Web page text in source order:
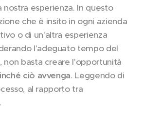
esperienza. In questo
che è insito in ogni azienda
o di un'altra esperienza
l'adeguato tempo del
basta creare l'opportunità
ciò avvenga. Leggendo di
al rapporto tra